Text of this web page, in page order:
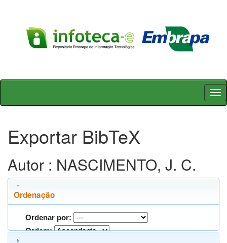
Skip
Exportar BibTeX
Autor : NASCIMENTO, J. C.
Ordenação
Ordenar por:
Ordem: